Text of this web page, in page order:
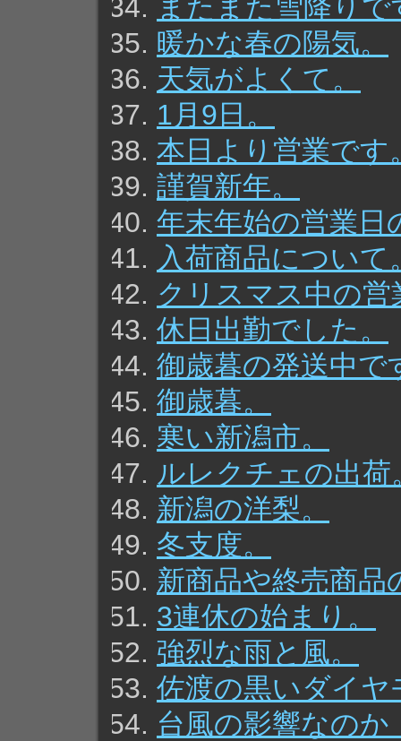
またまた雪降りで
暖かな春の陽気。
天気がよくて。
1月9日。
本日より営業です
謹賀新年。
年末年始の営業日
入荷商品について
クリスマス中の
休日出勤でした。
御歳暮の発送中で
御歳暮。
寒い新潟市。
ルレクチェの出荷
新潟の洋梨。
冬支度。
新商品や終売商品
3連休の始まり。
強烈な雨と風。
佐渡の黒いダイヤ
台風の影響なのか